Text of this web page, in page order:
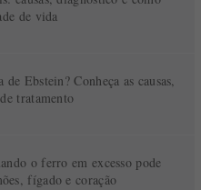
de vida
Ebstein? Conheça as causas,
tratamento
o ferro em excesso pode
fígado e coração